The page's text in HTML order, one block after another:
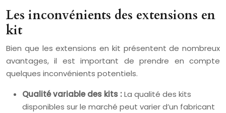
Les inconvénients des extensions en
kit
Bien que les extensions en kit présentent de nombreux
avantages, il est important de prendre en compte
quelques inconvénients potentiels.
Qualité variable des kits :La qualité des kits
disponibles sur le marché peut varier d’un fabricant